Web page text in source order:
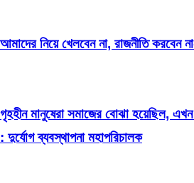
আমাদের নিয়ে খেলবেন না, রাজনীতি করবেন
গৃহহীন মানুষেরা সমাজের বোঝা হয়েছিল,
: দুর্যোগ ব্যবস্থাপনা মহাপরিচালক